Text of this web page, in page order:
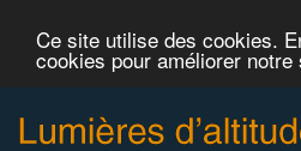
Ce site utilise des cookies.
cookies pour améliorer